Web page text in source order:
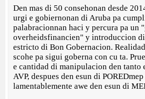
Den mas di 50 consehonan desde
urgi e gobiernonan di Aruba pa
palabracionnan haci y percura pa un
overheidsfinancien" y introduccion
estricto di Bon Gobernacion.
scohe pa sigui goberna con cu ta.
e cantidad di manipulacion den tanto
AVP, despues den esun di
lamentablemente awe den esun di